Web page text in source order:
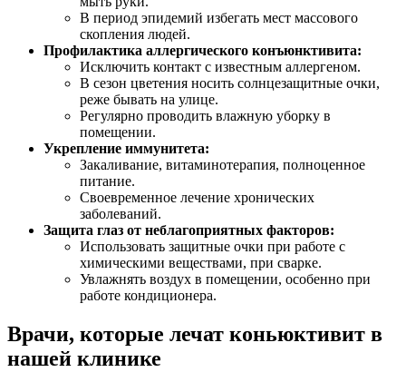
В период эпидемий избегать мест массового
скопления людей.
Профилактика аллергического конъюнктивита:
Исключить контакт с известным аллергеном.
В сезон цветения носить солнцезащитные очки,
реже бывать на улице.
Регулярно проводить влажную уборку в
помещении.
Укрепление иммунитета:
Закаливание, витаминотерапия, полноценное
питание.
Своевременное лечение хронических
заболеваний.
Защита глаз от неблагоприятных факторов:
Использовать защитные очки при работе с
химическими веществами, при сварке.
Увлажнять воздух в помещении, особенно при
работе кондиционера.
Врачи, которые лечат коньюктивит в
нашей клинике